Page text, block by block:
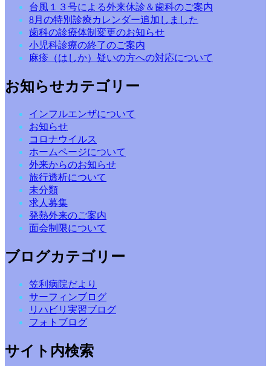
台風１３号による外来休診＆歯科のご案内
8月の特別診療カレンダー追加しました
歯科の診療体制変更のお知らせ
小児科診療の終了のご案内
麻疹（はしか）疑いの方への対応について
お知らせカテゴリー
インフルエンザについて
お知らせ
コロナウイルス
ホームページについて
外来からのお知らせ
旅行透析について
未分類
求人募集
発熱外来のご案内
面会制限について
ブログカテゴリー
笠利病院だより
サーフィンブログ
リハビリ実習ブログ
フォトブログ
サイト内検索